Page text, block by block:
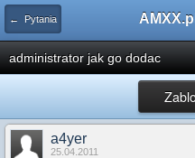
← Pytania
administrator jak go dodac
a4yer
25.04.2011